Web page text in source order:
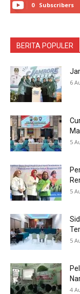
0 Subscribers
BERITA POPULER
6
5
5
5
4